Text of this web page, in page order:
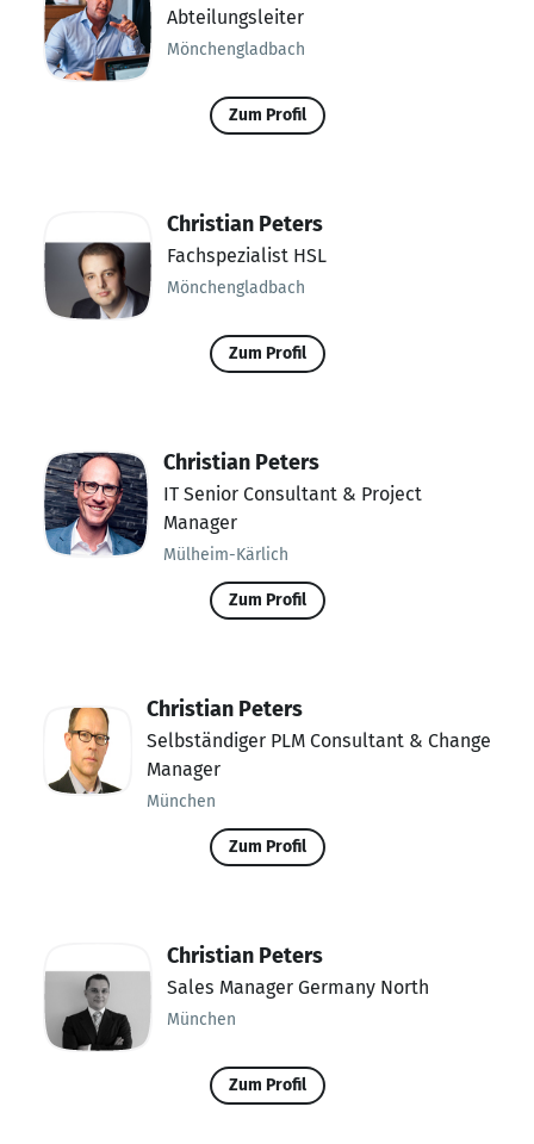
Abteilungsleiter
Mönchengladbach
Zum Profil
Christian Peters
Fachspezialist HSL
Mönchengladbach
Zum Profil
Christian Peters
IT Senior Consultant & Project
Manager
Mülheim-Kärlich
Zum Profil
Christian Peters
Selbständiger PLM Consultant & Change
Manager
München
Zum Profil
Christian Peters
Sales Manager Germany North
München
Zum Profil